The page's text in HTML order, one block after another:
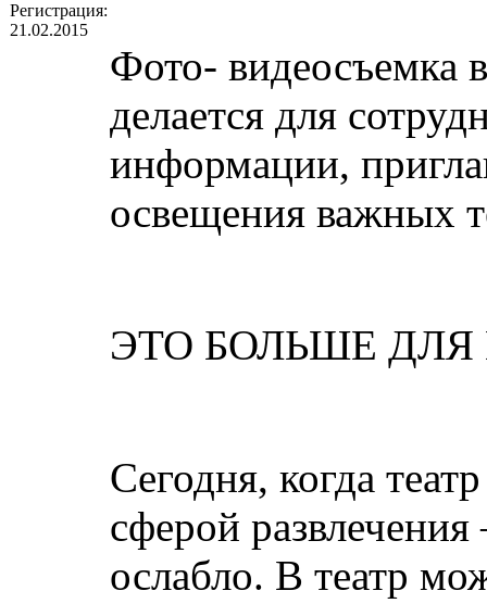
Регистрация:
21.02.2015
Фото- видеосъемка
делается для
информации,
освещения важных
ЭТО БОЛЬШЕ
Сегодня, когда
сферой развлечения
ослабло. В театр